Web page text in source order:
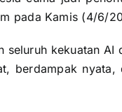
pada Kamis (4/6/
kekuatan
berdampak